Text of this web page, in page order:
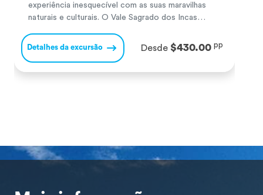
experiência inesquecível com as suas maravilhas
naturais e culturais. O Vale Sagrado dos Incas
paisagens andinas. Machu Picchu, a famosa
cidadela inca, encanta com o seu misticismo e
Detalhes da excursão Desde $430.00 pp